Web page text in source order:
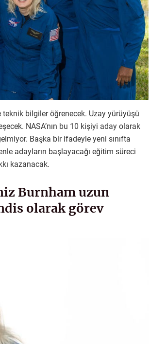
bilgiler öğrenecek. Uzay yürüyüşü
NASA’nın bu 10 kişiyi aday olarak
Başka bir ifadeyle yeni sınıfta
adayların başlayacağı eğitim süreci
kazanacak.
Burnham uzun
olarak görev